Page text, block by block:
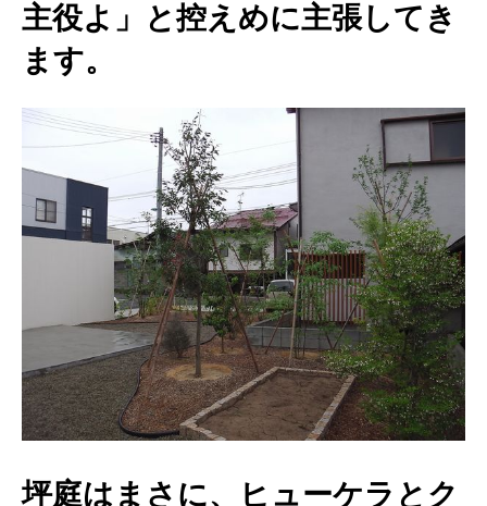
主役よ」と控えめに主張してき
ます。
坪庭はまさに、ヒューケラとク